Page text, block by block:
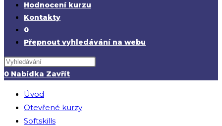
Hodnocení kurzu
Kontakty
0
Přepnout vyhledávání na webu
0 Nabídka Zavřít
Úvod
Otevřené kurzy
Softskills